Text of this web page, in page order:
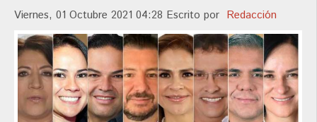
Viernes, 01 Octubre 2021 04:28 Escrito por Redacción